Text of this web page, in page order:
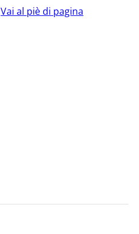
Vai al piè di pagina